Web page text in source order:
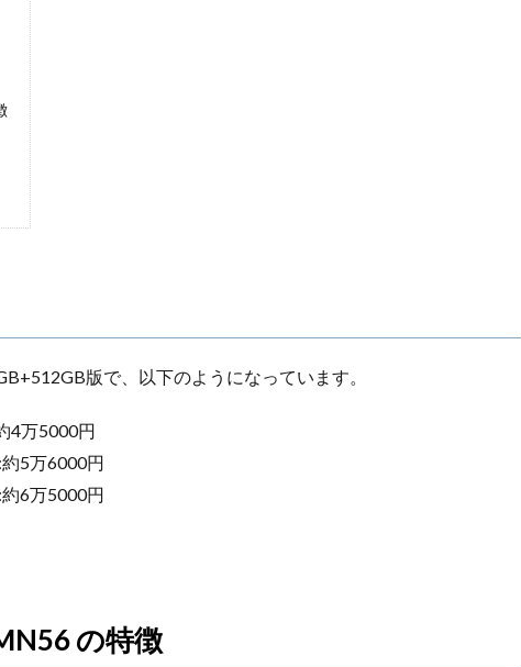
版で、以下のようになっています。
4万5000円
5万6000円
6万5000円
の特徴